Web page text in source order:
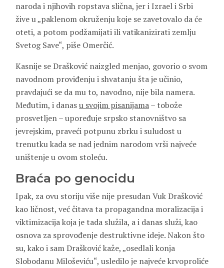
naroda i njihovih ropstava slična, jer i Izrael i Srbi
žive u „paklenom okruženju koje se zavetovalo da će
oteti, a potom podžamijati ili vatikanizirati zemlju
Svetog Save“, piše Omerčić.
Kasnije se Drašković naizgled menjao, govorio o svom
navodnom proviđenju i shvatanju šta je učinio,
pravdajući se da mu to, navodno, nije bila namera.
Međutim, i danasu svojim pisanijama– tobože
prosvetljen – upoređuje srpsko stanovništvo sa
jevrejskim, praveći potpunu zbrku i suludost u
trenutku kada se nad jednim narodom vrši najveće
uništenje u ovom stoleću.
Braća po genocidu
Ipak, za ovu storiju više nije presudan Vuk Drašković
kao ličnost, već čitava ta propagandna moralizacija i
viktimizacija koja je tada služila, a i danas služi, kao
osnova za sprovođenje destruktivne ideje. Nakon što
su, kako i sam Drašković kaže, „osedlali konja
Slobodanu Miloševiću“, usledilo je najveće krvoproliće